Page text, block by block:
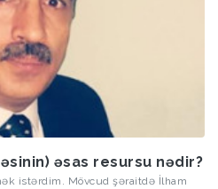
əsas resursu nədir?
istərdim. Mövcud şəraitdə İlham